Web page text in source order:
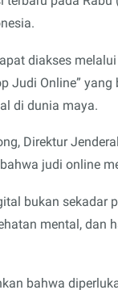
diakses melalui
Judi Online”
di dunia maya.
Direktur
judi online
bukan sekadar
mental, dan
bahwa